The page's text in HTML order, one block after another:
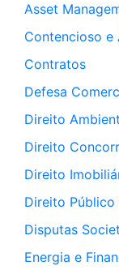
Asset
Contencioso e
Contratos
Defesa
Direito
Direito
Direito
Direito Público
Disputas
Energia e